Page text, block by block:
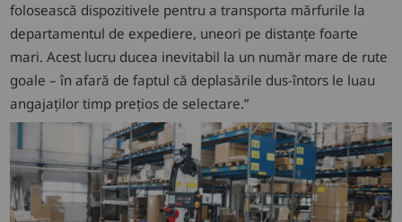
folosească dispozitivele pentru a transporta mărfurile la
departamentul de expediere, uneori pe distanțe foarte
mari. Acest lucru ducea inevitabil la un număr mare de rute
goale – în afară de faptul că deplasările dus-întors le luau
angajaților timp prețios de selectare.”